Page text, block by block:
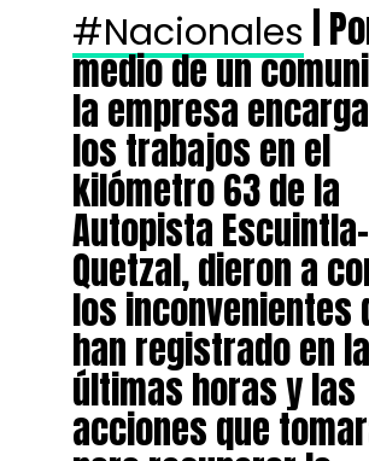
#Nacionales |
medio de un
la empresa
los trabajos en el
kilómetro 63 de la
Autopista
Quetzal, dieron a
los inconvenientes
han registrado en
últimas horas y las
acciones que